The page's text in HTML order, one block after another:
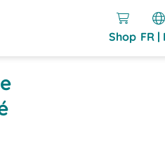
Shop FR |